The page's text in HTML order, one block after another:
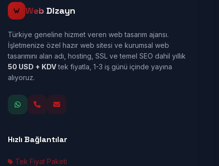
Web Dizayn
Türkiye geneline hizmet veren web tasarım ajansı.
İşletmenize özel hazır web sitesi ve kurumsal web
tasarımını alan adı, hosting, SSL ve temel SEO dahil yıllık
50 USD + KDVtek fiyatla, 1-3 iş günü içinde yayına
alıyoruz.
Hızlı Bağlantılar
Tek Fiyat Paketi